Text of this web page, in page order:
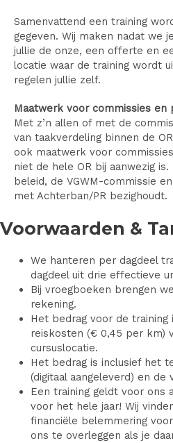
Samenvattend een training
gegeven. Wij maken nadat we
jullie de onze, een offerte en
locatie waar de training wordt
regelen jullie zelf.
Maatwerk voor commissies en
Met z’n allen of met de
van taakverdeling binnen de
ook maatwerk voor
niet de hele OR bij aanwezig
beleid, de VGWM-commissie
met Achterban/PR bezighoudt.
Voorwaarden &
We hanteren per dagdeel
dagdeel uit drie effectieve
Bij vroegboeken brengen
rekening.
Het bedrag voor de training
reiskosten (€ 0,45 per km)
cursuslocatie.
Het bedrag is inclusief het
(digitaal aangeleverd) en de
Een training geldt voor ons
voor het hele jaar! Wij
financiële belemmering
ons te overleggen als je